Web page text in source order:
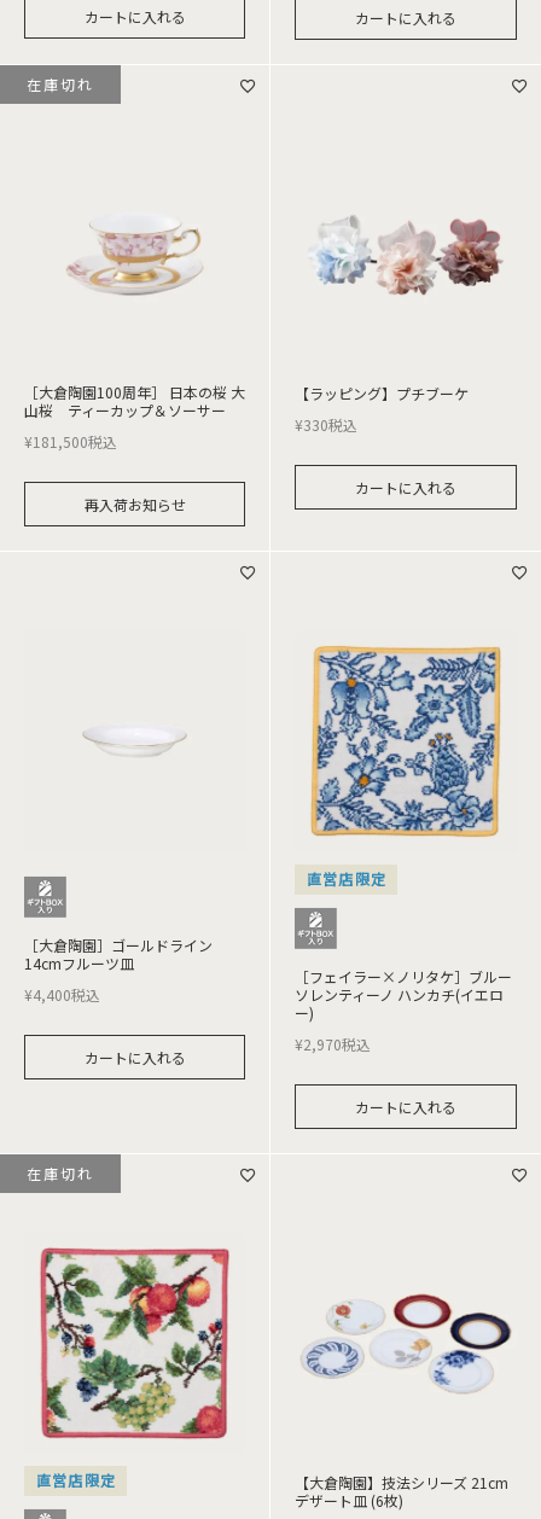
カートに入れる カートに入れる
［大倉陶園100周年］ 日本の桜 大
山桜 ティーカップ＆ソーサー
¥181,500税込
再入荷お知らせ
在庫切れ
【ラッピング】プチブーケ
¥330税込
カートに入れる
［大倉陶園］ゴールドライン
14cmフルーツ皿
¥4,400税込
カートに入れる
直営店限定
［フェイラー×ノリタケ］ブルー
ソレンティーノ ハンカチ(イエロ
ー)
¥2,970税込
カートに入れる
直営店限定
在庫切れ
【大倉陶園】技法シリーズ 21cm
デザート皿 (6枚)